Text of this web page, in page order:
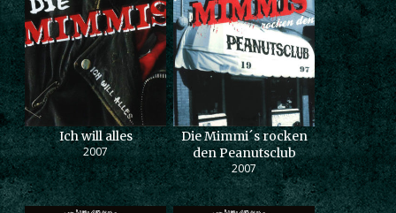
Ich will alles
2007
Die Mimmi´s rocken
den Peanutsclub
2007